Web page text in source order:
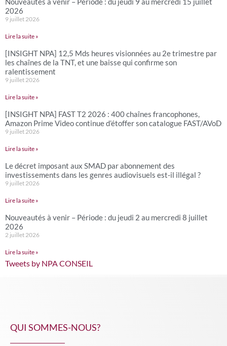
2026
9 juillet 2026
Lire la suite »
[INSIGHT NPA] 12,5 Mds heures visionnées au 2e trimestre par
les chaînes de la TNT, et une baisse qui confirme son
ralentissement
9 juillet 2026
Lire la suite »
[INSIGHT NPA] FAST T2 2026 : 400 chaînes francophones,
Amazon Prime Video continue d’étoffer son catalogue FAST/AVoD
9 juillet 2026
Lire la suite »
Le décret imposant aux SMAD par abonnement des
investissements dans les genres audiovisuels est-il illégal ?
9 juillet 2026
Lire la suite »
Nouveautés à venir – Période : du jeudi 2 au mercredi 8 juillet
2026
2 juillet 2026
Lire la suite »
Tweets by NPA CONSEIL
QUI SOMMES-NOUS?